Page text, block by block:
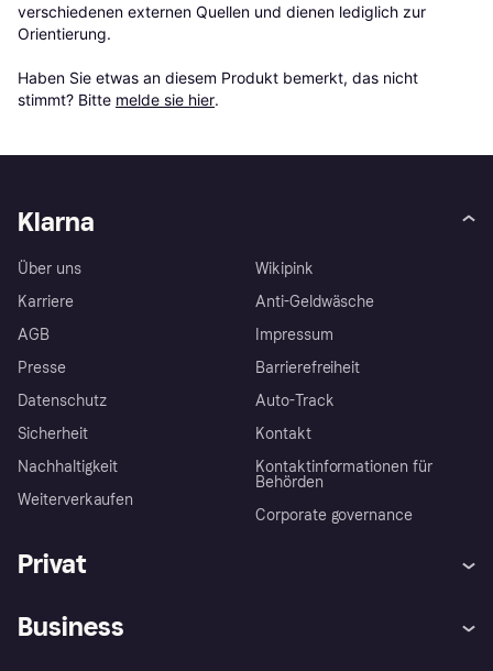
verschiedenen externen Quellen und dienen lediglich zur
Orientierung.
Haben Sie etwas an diesem Produkt bemerkt, das nicht
stimmt? Bitte melde sie hier.
Klarna
Über uns
Karriere
AGB
Presse
Datenschutz
Sicherheit
Nachhaltigkeit
Weiterverkaufen
Wikipink
Anti-Geldwäsche
Impressum
Barrierefreiheit
Auto-Track
Kontakt
Kontaktinformationen für
Behörden
Corporate governance
Privat
Business